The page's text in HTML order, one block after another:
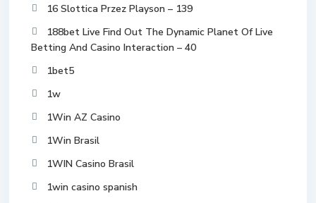
16 Slottica Przez Playson – 139
188bet Live Find Out The Dynamic Planet Of Live
Betting And Casino Interaction – 40
1bet5
1w
1Win AZ Casino
1Win Brasil
1WIN Casino Brasil
1win casino spanish